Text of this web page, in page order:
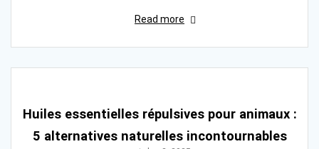
Read more
Huiles essentielles répulsives pour animaux :
5 alternatives naturelles incontournables